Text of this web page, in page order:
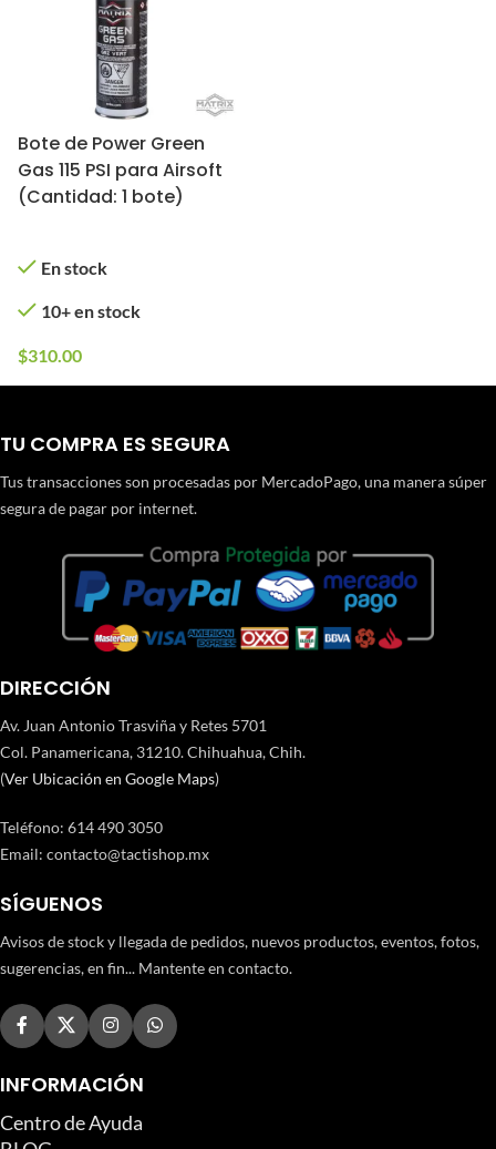
Bote de Power Green
Gas 115 PSI para Airsoft
(Cantidad: 1 bote)
En stock
10+ en stock
$310.00
TU COMPRA ES SEGURA
Tus transacciones son procesadas por MercadoPago, una manera súper
segura de pagar por internet.
DIRECCIÓN
Av. Juan Antonio Trasviña y Retes 5701
Col. Panamericana, 31210. Chihuahua, Chih.
(Ver Ubicación en Google Maps)
Teléfono: 614 490 3050
Email: contacto@tactishop.mx
SÍGUENOS
Avisos de stock y llegada de pedidos, nuevos productos, eventos, fotos,
sugerencias, en fin... Mantente en contacto.
INFORMACIÓN
Centro de Ayuda